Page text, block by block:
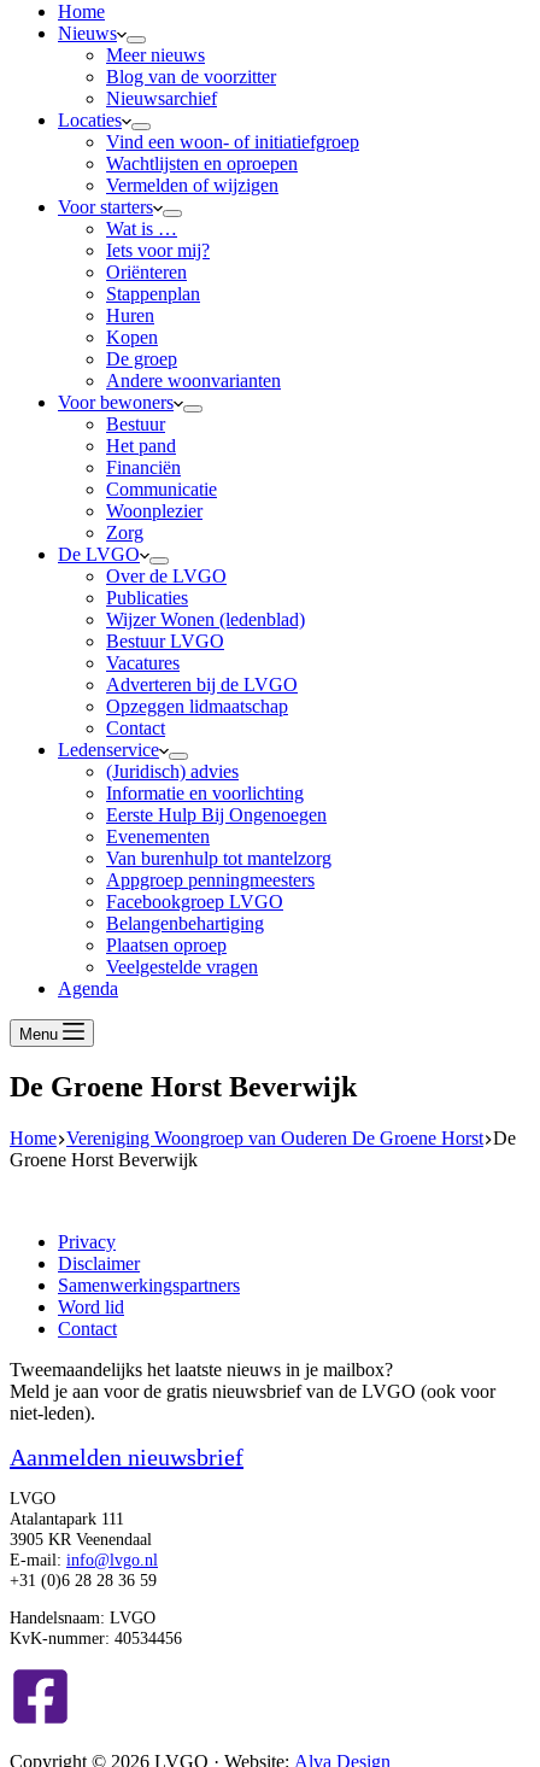
Home
Nieuws
Meer nieuws
Blog van de voorzitter
Nieuwsarchief
Locaties
Vind een woon- of initiatiefgroep
Wachtlijsten en oproepen
Vermelden of wijzigen
Voor starters
Wat is …
Iets voor mij?
Oriënteren
Stappenplan
Huren
Kopen
De groep
Andere woonvarianten
Voor bewoners
Bestuur
Het pand
Financiën
Communicatie
Woonplezier
Zorg
De LVGO
Over de LVGO
Publicaties
Wijzer Wonen (ledenblad)
Bestuur LVGO
Vacatures
Adverteren bij de LVGO
Opzeggen lidmaatschap
Contact
Ledenservice
(Juridisch) advies
Informatie en voorlichting
Eerste Hulp Bij Ongenoegen
Evenementen
Van burenhulp tot mantelzorg
Appgroep penningmeesters
Facebookgroep LVGO
Belangenbehartiging
Plaatsen oproep
Veelgestelde vragen
Agenda
Menu
De Groene Horst Beverwijk
Home Vereniging Woongroep van Ouderen De Groene Horst De
Groene Horst Beverwijk
Privacy
Disclaimer
Samenwerkingspartners
Word lid
Contact
Tweemaandelijks het laatste nieuws in je mailbox?
Meld je aan voor de gratis nieuwsbrief van de LVGO (ook voor
niet-leden).
Aanmelden nieuwsbrief
LVGO
Atalantapark 111
3905 KR Veenendaal
E-mail: info@lvgo.nl
+31 (0)6 28 28 36 59
Handelsnaam: LVGO
KvK-nummer: 40534456
Copyright © 2026 LVGO · Website: Alva Design